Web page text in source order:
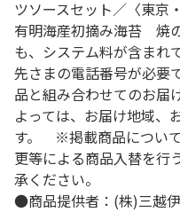
ツソースセット／〈東京
有明海産初摘み海苔
も、システム料が含ま
先さまの電話番号が必
品と組み合わせてのお
よっては、お届け地域、
す。 ※掲載商品につい
更等による商品入替を行
承ください。
●商品提供者：(株)三越